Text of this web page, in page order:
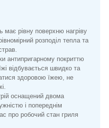
має рівну поверхню нагріву
розподіл тепла та
антипригарному покриттю
відбувається швидко та
здоровою їжею, не
оснащений двома
і попереднім
про робочий стан гриля